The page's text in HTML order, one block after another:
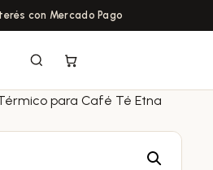
con Mercado Pago
para Café Té Etna